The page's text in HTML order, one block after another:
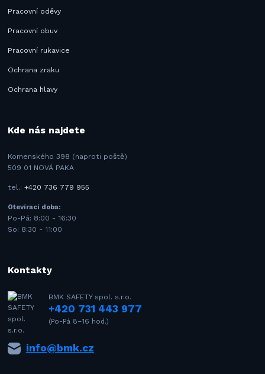
Pracovní oděvy
Pracovní obuv
Pracovní rukavice
Ochrana zraku
Ochrana hlavy
Kde nás najdete
Komenského 398 (naproti poště)
509 01 NOVÁ PAKA
tel.:+420 736 779 955
Otevírací doba:
Po-Pá: 8:00 - 16:30
So: 8:30 - 11:00
Kontakty
BMK SAFETY spol. s.r.o.
+420 731 443 977
(Po-Pá 8–16 hod.)
info@bmk.cz